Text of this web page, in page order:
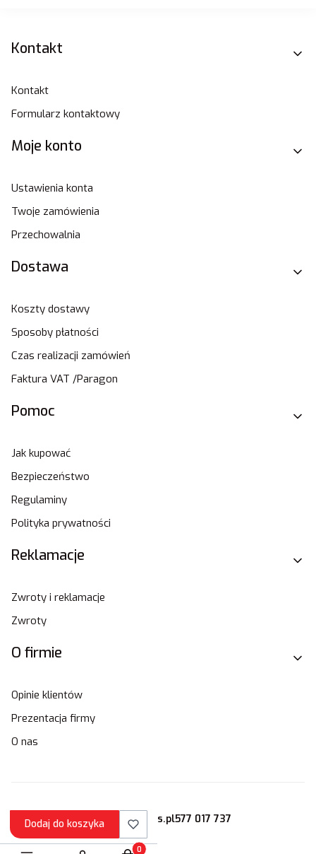
Linki w stopce
Kontakt
Kontakt
Formularz kontaktowy
Moje konto
Ustawienia konta
Twoje zamówienia
Przechowalnia
Dostawa
Koszty dostawy
Sposoby płatności
Czas realizacji zamówień
Faktura VAT /Paragon
Pomoc
Jak kupować
Bezpieczeństwo
Regulaminy
Polityka prywatności
Reklamacje
Zwroty i reklamacje
Zwroty
O firmie
Opinie klientów
Prezentacja firmy
O nas
sklep@stamats.pl577 017 737
Dodaj do koszyka